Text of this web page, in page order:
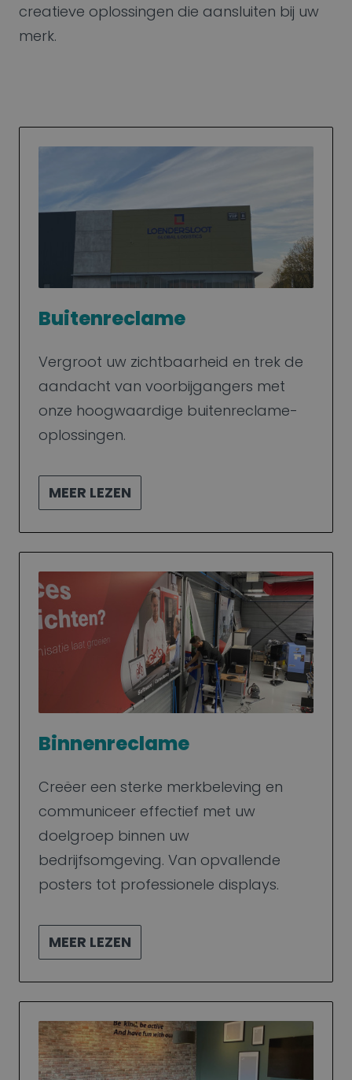
creatieve oplossingen die aansluiten bij uw
merk.
Buitenreclame
Vergroot uw zichtbaarheid en trek de
aandacht van voorbijgangers met
onze hoogwaardige buitenreclame-
oplossingen.
MEER LEZEN
Binnenreclame
Creëer een sterke merkbeleving en
communiceer effectief met uw
doelgroep binnen uw
bedrijfsomgeving. Van opvallende
posters tot professionele displays.
MEER LEZEN